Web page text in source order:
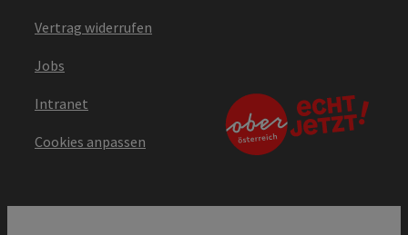
Vertrag widerrufen
Jobs
Intranet
Cookies anpassen